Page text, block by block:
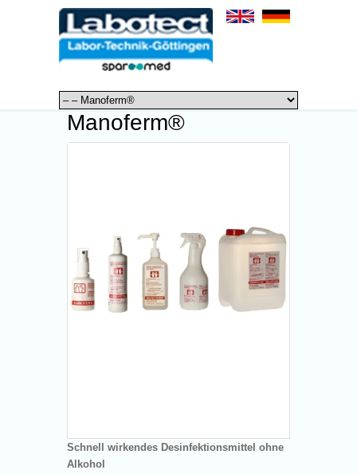
Manoferm®
Schnell wirkendes Desinfektionsmittel ohne
Alkohol